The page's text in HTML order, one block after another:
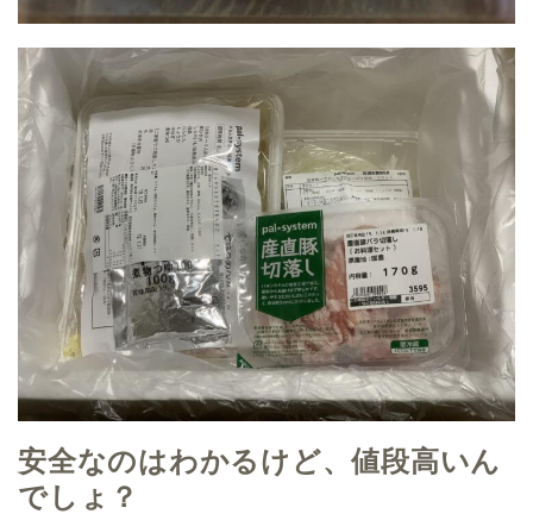
安全なのはわかるけど、値段高いん
でしょ？